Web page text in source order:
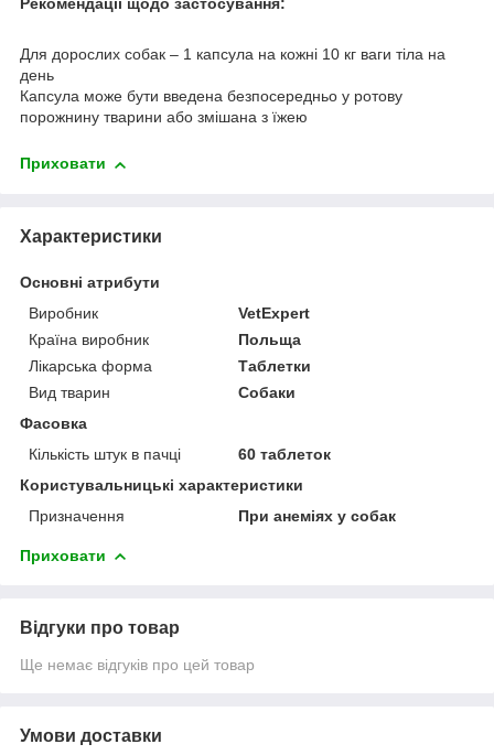
Рекомендації щодо застосування:
Для дорослих собак – 1 капсула на кожні 10 кг ваги тіла на
день
Капсула може бути введена безпосередньо у ротову
порожнину тварини або змішана з їжею
Приховати
Характеристики
Основні атрибути
Виробник
VetExpert
Країна виробник
Польща
Лікарська форма
Таблетки
Вид тварин
Собаки
Фасовка
Кількість штук в пачці
60 таблеток
Користувальницькі характеристики
Призначення
При анеміях у собак
Приховати
Відгуки про товар
Ще немає відгуків про цей товар
Умови доставки